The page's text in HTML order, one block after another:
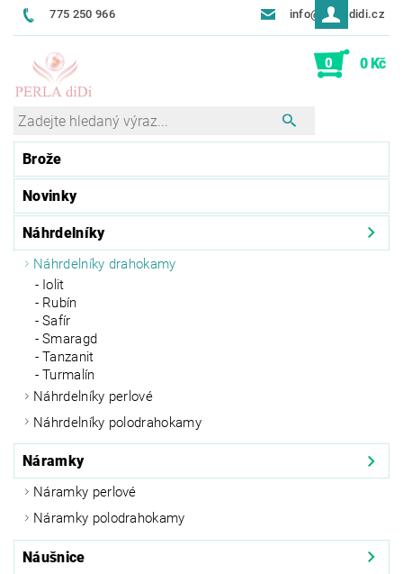
775 250 966 info@perladidi.cz
0 0 Kč
Brože
Náhrdelníky
Náhrdelníky drahokamy
Iolit
Rubín
Safír
Smaragd
Tanzanit
Turmalín
Náhrdelníky perlové
Náhrdelníky polodrahokamy
Náramky
Náramky perlové
Náramky polodrahokamy
Náušnice
Novinky